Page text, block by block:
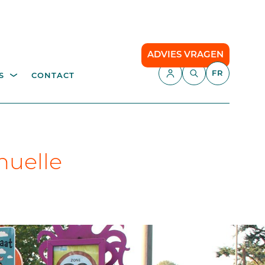
CONTACT
ADVIES VRAGEN
FR
Comfort Parking
Cloud communication